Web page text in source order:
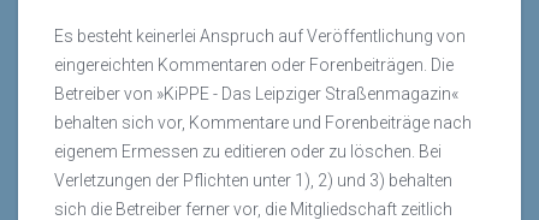
Es besteht keinerlei Anspruch auf Veröffentlichung von
eingereichten Kommentaren oder Forenbeiträgen. Die
Betreiber von »KiPPE - Das Leipziger Straßenmagazin«
behalten sich vor, Kommentare und Forenbeiträge nach
eigenem Ermessen zu editieren oder zu löschen. Bei
Verletzungen der Pflichten unter 1), 2) und 3) behalten
sich die Betreiber ferner vor, die Mitgliedschaft zeitlich